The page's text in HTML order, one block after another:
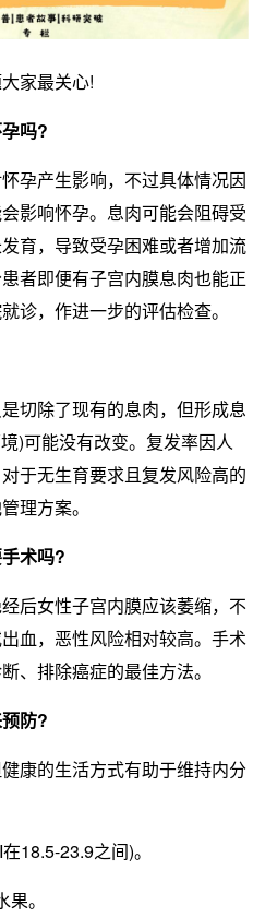
家最关心!
吗?
产生影响，不过具体情况因
影响怀孕。息肉可能会阻碍受
育，导致受孕困难或者增加流
者即便有子宫内膜息肉也能正
诊，作进一步的评估检查。
除了现有的息肉，但形成息
)可能没有改变。复发率因人
于无生育要求且复发风险高的
理方案。
术吗?
女性子宫内膜应该萎缩，不
血，恶性风险相对较高。手术
、排除癌症的最佳方法。
防?
的生活方式有助于维持内分
23.9之间)。
。